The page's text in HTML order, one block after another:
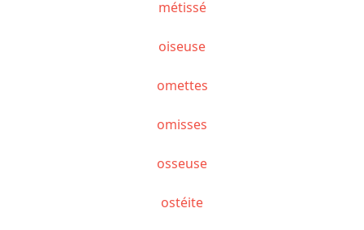
métissé
oiseuse
omettes
omisses
osseuse
ostéite